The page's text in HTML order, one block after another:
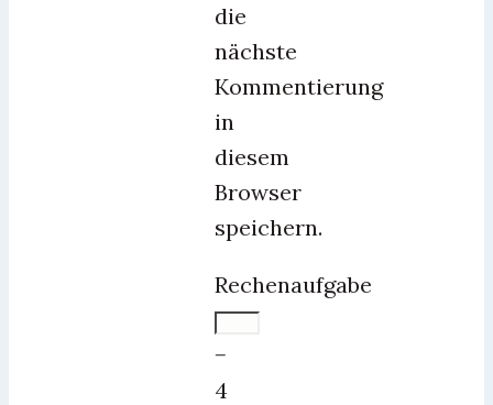
die
nächste
Kommentierung
in
diesem
Browser
speichern.
Rechenaufgabe
−
4